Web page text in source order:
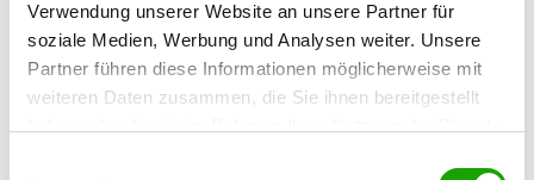
Verwendung unserer Website an unsere Partner für
soziale Medien, Werbung und Analysen weiter. Unsere
Partner führen diese Informationen möglicherweise mit
weiteren Daten zusammen, die Sie ihnen bereitgestellt
Zuchtstätte: vom Haus Herzogpark
Details
Ahamerstrasse 38
84453 Mühldorf am Inn